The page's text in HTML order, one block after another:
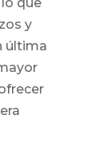
y
última